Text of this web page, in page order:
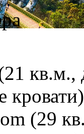
кв.м.,
кровати)
(29